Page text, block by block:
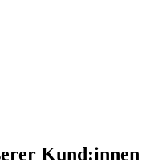
Kund:innen